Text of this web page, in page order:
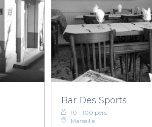
Bar Des Sports
10 - 100 pers.
Marseille